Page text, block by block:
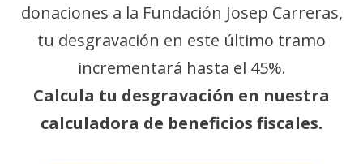
donaciones a la Fundación Josep Carreras,
tu desgravación en este último tramo
incrementará hasta el 45%.
Calcula tu desgravación en nuestra
calculadora de beneficios fiscales.